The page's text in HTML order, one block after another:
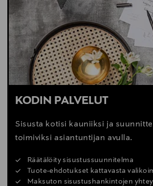
KODIN PALVELUT
Sisusta kotisi kauniiksi ja
toimiviksi asiantuntijan avulla.
Räätälöity sisustussuunnitelma
Tuote-ehdotukset kattavasta
Maksuton sisustushankintojen